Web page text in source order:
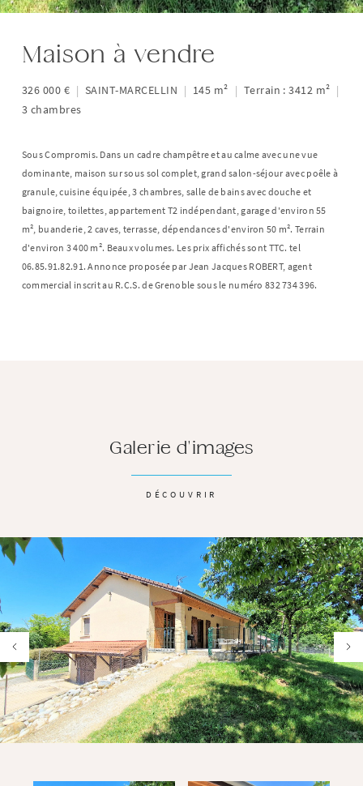
Maison à vendre
326 000 € | SAINT-MARCELLIN | 145 m² | Terrain : 3412 m² |
3 chambres
Sous Compromis. Dans un cadre champêtre et au calme avec une vue
dominante, maison sur sous sol complet, grand salon-séjour avec poêle à
granule, cuisine équipée, 3 chambres, salle de bains avec douche et
baignoire, toilettes, appartement T2 indépendant, garage d'environ 55
m², buanderie, 2 caves, terrasse, dépendances d'environ 50 m². Terrain
d'environ 3 400 m². Beaux volumes. Les prix affichés sont TTC. tel
06.85.91.82.91. Annonce proposée par Jean Jacques ROBERT, agent
commercial inscrit au R.C.S. de Grenoble sous le numéro 832 734 396.
Galerie d'images
DÉCOUVRIR